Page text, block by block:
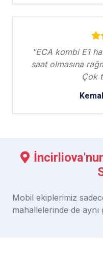
"ECA kombi E1
saat olmasına
Çok
Mobil ekiplerimiz
mahallelerinde de